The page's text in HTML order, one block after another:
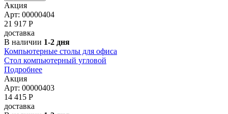
Акция
Арт: 00000404
21 917 Р
доставка
В наличии 1-2 дня
Компьютерные столы для офиса
Стол компьютерный угловой
Подробнее
Акция
Арт: 00000403
14 415 Р
доставка